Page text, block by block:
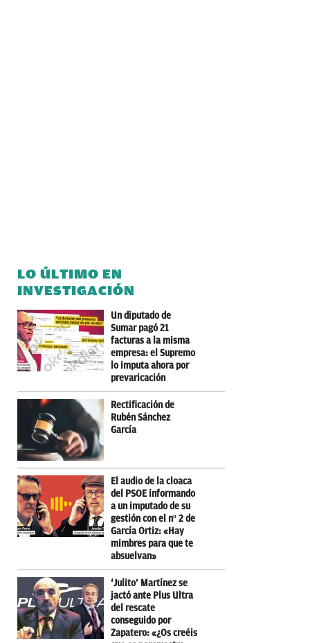
LO ÚLTIMO EN
INVESTIGACIÓN
Un diputado de
Sumar pagó 21
facturas a la misma
empresa: el Supremo
lo imputa ahora por
prevaricación
Rectificación de
Rubén Sánchez
García
El audio de la cloaca
del PSOE informando
a un imputado de su
gestión con el nº 2 de
García Ortiz: «Hay
mimbres para que te
absuelvan»
‘Julito’ Martínez se
jactó ante Plus Ultra
del rescate
conseguido por
Zapatero: «¿Os creéis